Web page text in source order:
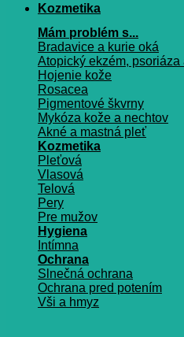
Kozmetika
Mám problém s...
Bradavice a kurie oká
Atopický ekzém, psoriáza
Hojenie kože
Rosacea
Pigmentové škvrny
Mykóza kože a nechtov
Akné a mastná pleť
Kozmetika
Pleťová
Vlasová
Telová
Pery
Pre mužov
Hygiena
Intímna
Ochrana
Slnečná ochrana
Ochrana pred potením
Vši a hmyz